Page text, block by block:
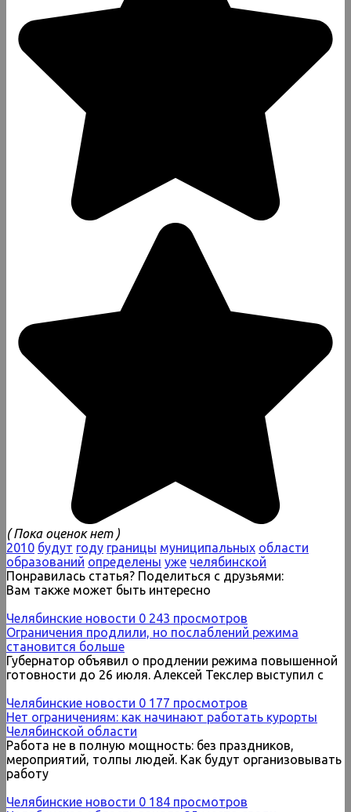
( Пока оценок нет )
2010 будут году границы муниципальных области
образований определены уже челябинской
Понравилась статья? Поделиться с друзьями:
Вам также может быть интересно
Челябинские новости 0 243 просмотров
Ограничения продлили, но послаблений режима
становится больше
Губернатор объявил о продлении режима повышенной
готовности до 26 июля. Алексей Текслер выступил с
Челябинские новости 0 177 просмотров
Нет ограничениям: как начинают работать курорты
Челябинской области
Работа не в полную мощность: без праздников,
мероприятий, толпы людей. Как будут организовывать
работу
Челябинские новости 0 184 просмотров